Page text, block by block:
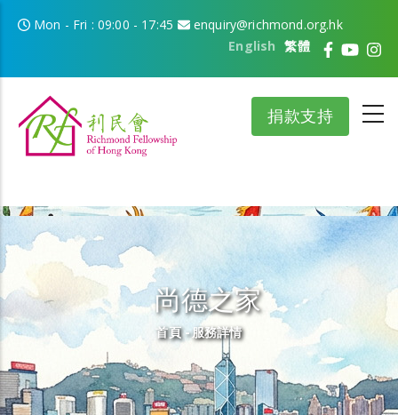
Mon - Fri : 09:00 - 17:45
enquiry@richmond.org.hk
繁體
English
捐款支持
尚德之家
導航連結
首頁 -服務詳情